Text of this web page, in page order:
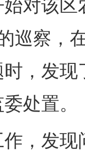
对该区
巡察，
，发
处置。
发现